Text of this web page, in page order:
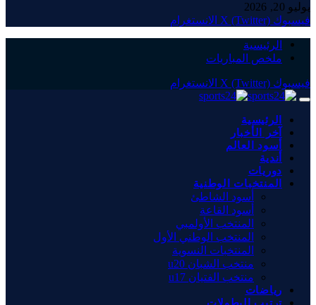
يوليو 20, 2026
فيسبوك X (Twitter) الانستغرام
الرئيسية
ملخص المباريات
فيسبوك X (Twitter) الانستغرام
الرئيسية
آخر الأخبار
أسود العالم
أندية
دوريات
المنتخبات الوطنية
أسود الشاطئ
أسود القاعة
المنتخب الأولمبي
المنتخب الوطني الأول
المنتخبات النسوية
منتخب الشبان u20
منتخب الفتيان u17
رياضات